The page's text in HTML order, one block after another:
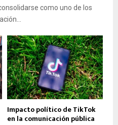
como uno de los
Impacto político de TikTok
en la comunicación pública